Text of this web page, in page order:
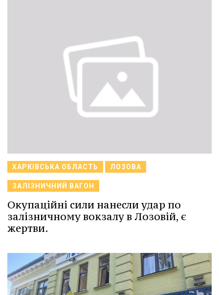
ХАРКІВСЬКА ОБЛАСТЬ ЛОЗОВА
ЗАЛІЗНИЧНИЙ ВАГОН
Окупаційні сили нанесли удар по
залізничному вокзалу в Лозовій, є
жертви.